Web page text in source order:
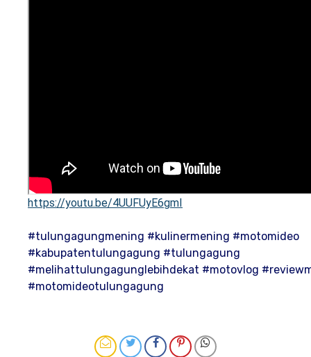
https://youtu.be/4UUFUyE6gmI
#tulungagungmening #kulinermening #motomideo
#kabupatentulungagung #tulungagung
#melihattulungagunglebihdekat #motovlog
#motomideotulungagung